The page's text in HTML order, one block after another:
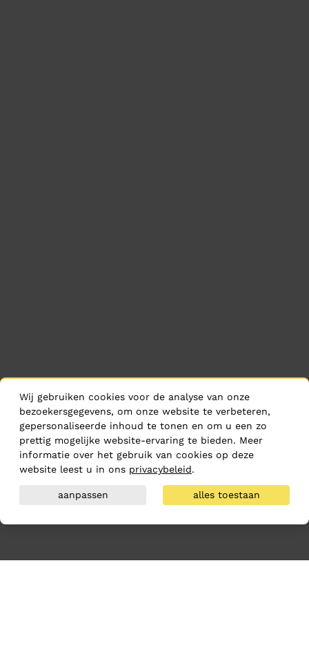
Wij gebruiken cookies voor de analyse van onze
bezoekersgegevens, om onze website te verbeteren,
gepersonaliseerde inhoud te tonen en om u een zo
prettig mogelijke website-ervaring te bieden. Meer
informatie over het gebruik van cookies op deze
website leest u in ons privacybeleid.
aanpassen alles toestaan